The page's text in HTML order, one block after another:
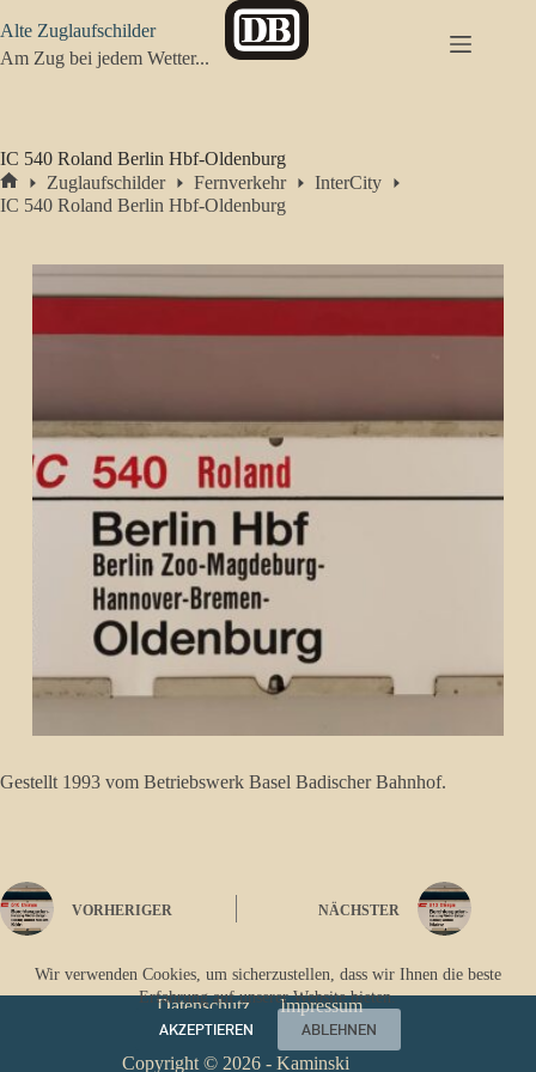
Inhalt
springen
Wir verwenden Cookies, um sicherzustellen, dass wir Ihnen die beste
Erfahrung auf unserer Website bieten.
AKZEPTIEREN
ABLEHNEN
Alte Zuglaufschilder
Am Zug bei jedem Wetter...
IC 540 Roland Berlin Hbf-Oldenburg
Start
Zuglaufschilder Fernverkehr
InterCity
IC 540 Roland Berlin Hbf-Oldenburg
Gestellt 1993 vom Betriebswerk Basel Badischer Bahnhof.
VORHERIGER NÄCHSTER
Datenschutz Impressum
Copyright © 2026 - Kaminski